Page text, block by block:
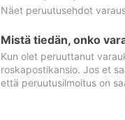
Näet peruutusehdot
Mistä tiedän, onko
Kun olet peruuttanut
roskapostikansio. Jos et
että peruutusilmoitus on